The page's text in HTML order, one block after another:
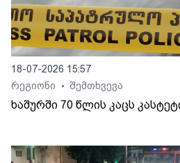
18-07-2026 15:57
რეგიონი
• შემთხვევა
ხაშურში 70 წლის კაცს